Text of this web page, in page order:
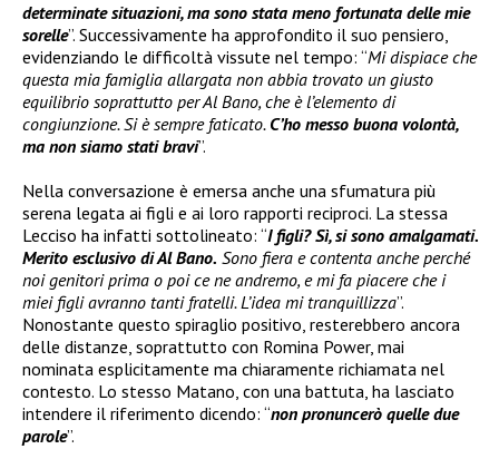
determinate situazioni, ma sono stata meno fortunata delle mie
sorelle”. Successivamente ha approfondito il suo pensiero,
evidenziando le difficoltà vissute nel tempo: “Mi dispiace che
questa mia famiglia allargata non abbia trovato un giusto
equilibrio soprattutto per Al Bano, che è l’elemento di
congiunzione. Si è sempre faticato. C’ho messo buona volontà,
ma non siamo stati bravi”.
Nella conversazione è emersa anche una sfumatura più
serena legata ai figli e ai loro rapporti reciproci. La stessa
Lecciso ha infatti sottolineato: “I figli? Sì, si sono amalgamati.
Merito esclusivo di Al Bano. Sono fiera e contenta anche perché
noi genitori prima o poi ce ne andremo, e mi fa piacere che i
miei figli avranno tanti fratelli. L’idea mi tranquillizza”.
Nonostante questo spiraglio positivo, resterebbero ancora
delle distanze, soprattutto con Romina Power, mai
nominata esplicitamente ma chiaramente richiamata nel
contesto. Lo stesso Matano, con una battuta, ha lasciato
intendere il riferimento dicendo: “non pronuncerò quelle due
parole”.